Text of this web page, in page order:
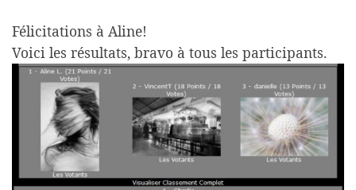
Félicitations à Aline!
Voici les résultats, bravo à tous les participants.